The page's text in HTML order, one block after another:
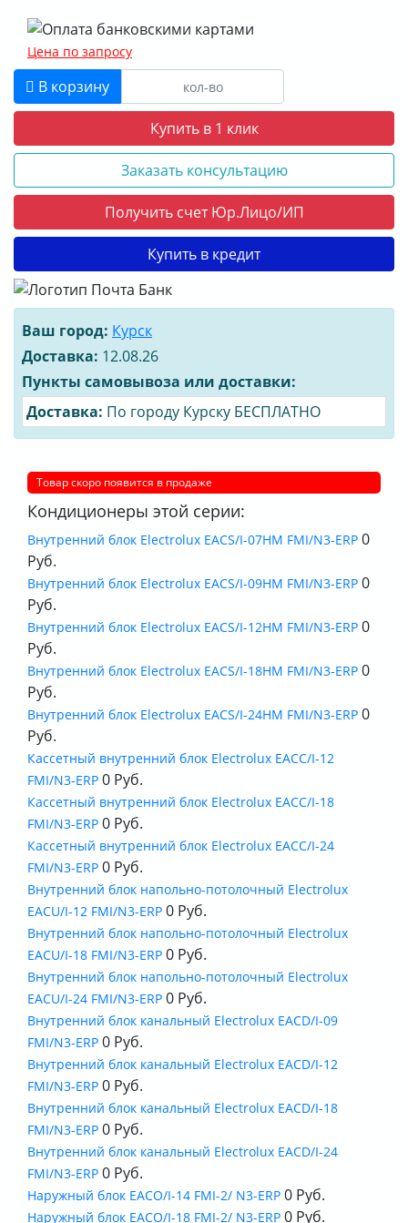
Цена по запросу
В корзину
Купить в 1 клик
Заказать консультацию
Получить счет Юр.Лицо/ИП
Купить в кредит
Ваш город: Курск
Доставка: 12.08.26
Пункты самовывоза или доставки:
Доставка: По городу Курску БЕСПЛАТНО
Товар скоро появится в продаже
Кондиционеры этой серии:
Внутренний блок Electrolux EACS/I-07HM FMI/N3-ERP 0
Руб.
Внутренний блок Electrolux EACS/I-09HM FMI/N3-ERP 0
Руб.
Внутренний блок Electrolux EACS/I-12HM FMI/N3-ERP 0
Руб.
Внутренний блок Electrolux EACS/I-18HM FMI/N3-ERP 0
Руб.
Внутренний блок Electrolux EACS/I-24HM FMI/N3-ERP 0
Руб.
Кассетный внутренний блок Electrolux EACС/I-12
FMI/N3-ERP 0 Руб.
Кассетный внутренний блок Electrolux EACС/I-18
FMI/N3-ERP 0 Руб.
Кассетный внутренний блок Electrolux EACС/I-24
FMI/N3-ERP 0 Руб.
Внутренний блок напольно-потолочный Electrolux
EACU/I-12 FMI/N3-ERP 0 Руб.
Внутренний блок напольно-потолочный Electrolux
EACU/I-18 FMI/N3-ERP 0 Руб.
Внутренний блок напольно-потолочный Electrolux
EACU/I-24 FMI/N3-ERP 0 Руб.
Внутренний блок канальный Electrolux EACD/I-09
FMI/N3-ERP 0 Руб.
Внутренний блок канальный Electrolux EACD/I-12
FMI/N3-ERP 0 Руб.
Внутренний блок канальный Electrolux EACD/I-18
FMI/N3-ERP 0 Руб.
Внутренний блок канальный Electrolux EACD/I-24
FMI/N3-ERP 0 Руб.
Наружный блок EACO/I-14 FMI-2/ N3-ERP 0 Руб.
Наружный блок EACO/I-18 FMI-2/ N3-ERP 0 Руб.